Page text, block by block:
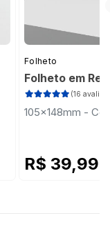
Folheto
Folheto em
(16
105x148mm -
R$ 39,99